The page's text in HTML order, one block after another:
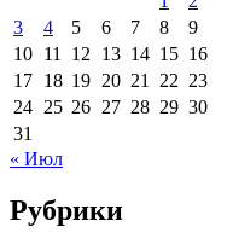
3
4 5 6 7 8
9
10 11 12 13 14 15 16
17 18 19 20 21 22 23
24 25 26 27 28 29 30
31
« Июл
Рубрики